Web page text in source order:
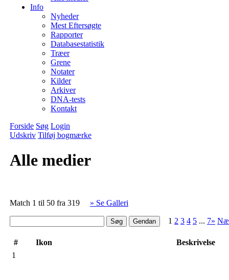
Info
Nyheder
Mest Eftersøgte
Rapporter
Databasestatistik
Træer
Grene
Notater
Kilder
Arkiver
DNA-tests
Kontakt
Forside Søg Login
Udskriv Tilføj bogmærke
Alle medier
Match 1 til 50 fra 319 » Se Galleri
1 2 3 4 5 ... 7»
# Ikon
Beskrivelse
1